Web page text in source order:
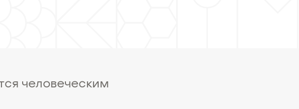
человеческим